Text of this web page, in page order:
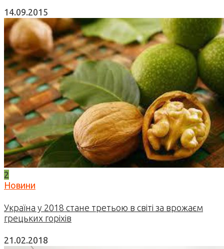
14.09.2015
2
Новини
Україна у 2018 стане третьою в світі за врожаєм
грецьких горіхів
21.02.2018